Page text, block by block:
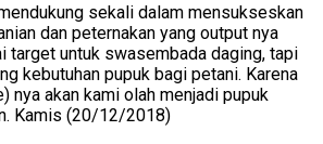
sekali dalam mensukseskan
dan peternakan yang output nya
target untuk swasembada daging, tapi
kebutuhan pupuk bagi petani. Karena
nya akan kami olah menjadi pupuk
Kamis (20/12/2018)